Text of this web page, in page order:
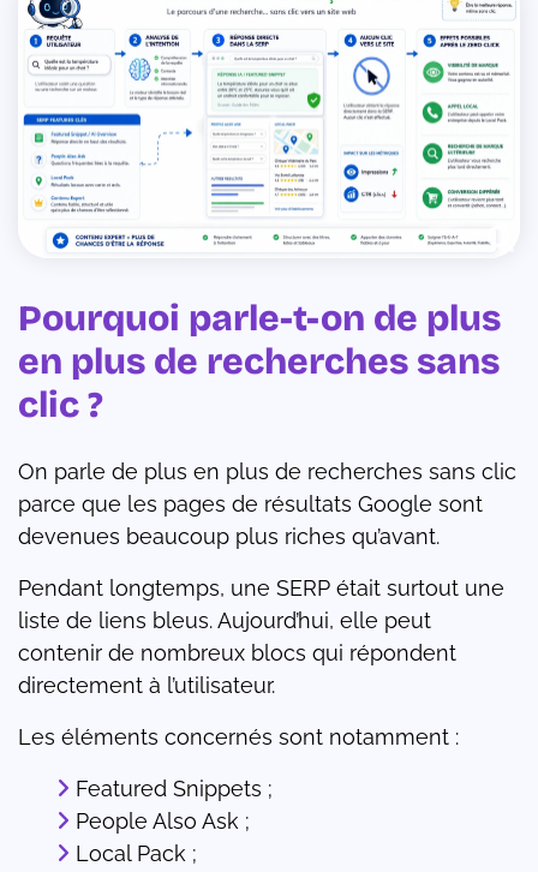
Pourquoi parle-t-on de plus
en plus de recherches sans
clic ?
On parle de plus en plus de recherches sans clic
parce que les pages de résultats Google sont
devenues beaucoup plus riches qu’avant.
Pendant longtemps, une SERP était surtout une
liste de liens bleus. Aujourd’hui, elle peut
contenir de nombreux blocs qui répondent
directement à l’utilisateur.
Les éléments concernés sont notamment :
Featured Snippets ;
People Also Ask ;
Local Pack ;